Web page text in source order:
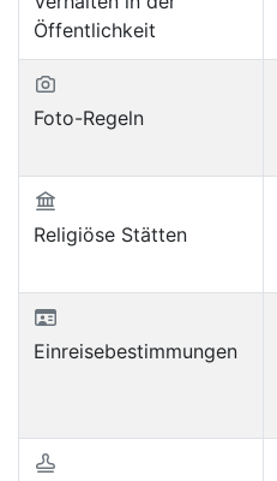
Öffentlichkeit
Foto-Regeln
Religiöse Stätten
Einreisebestimmungen